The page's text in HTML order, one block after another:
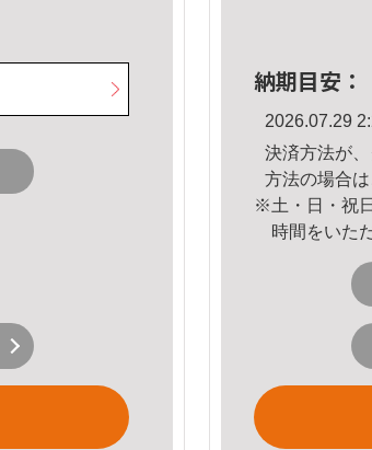
納期目安：
2026.07.29
決済方法が
方法の場合は
※土・日・祝
時間をいた